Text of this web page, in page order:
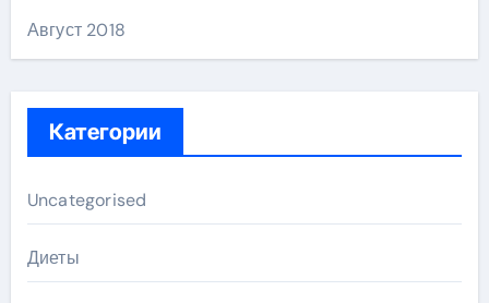
Август 2018
Категории
Uncategorised
Диеты